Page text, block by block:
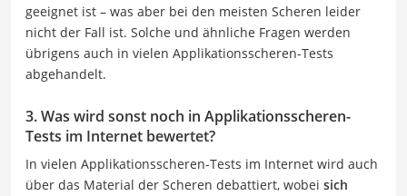
geeignet ist – was aber bei den meisten Scheren leider
nicht der Fall ist. Solche und ähnliche Fragen werden
übrigens auch in vielen Applikationsscheren-Tests
abgehandelt.
3. Was wird sonst noch in Applikationsscheren-
Tests im Internet bewertet?
In vielen Applikationsscheren-Tests im Internet wird auch
über das Material der Scheren debattiert, wobei sich